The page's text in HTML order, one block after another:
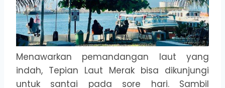
Menawarkan pemandangan laut yang
indah, Tepian Laut Merak bisa dikunjungi
untuk santai pada sore hari. Sambil